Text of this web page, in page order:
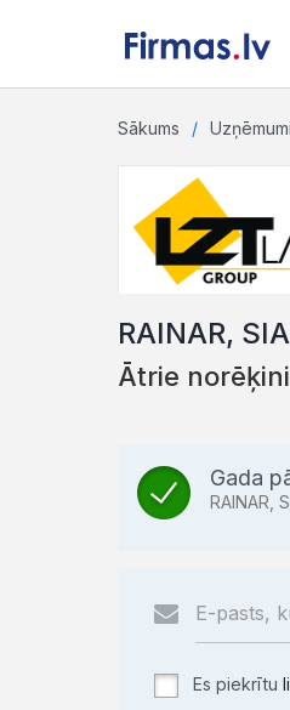
Sākums Uzņēmumi
RAINAR, SIA
Ātrie norēķini
Gada
RAINAR,
Es piekrītu